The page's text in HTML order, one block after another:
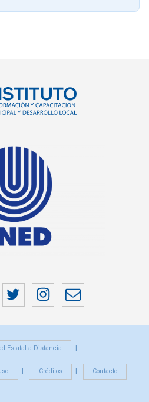
TwitterInstragram
Correo
electrónico
Estatal a Distancia
Créditos Contacto